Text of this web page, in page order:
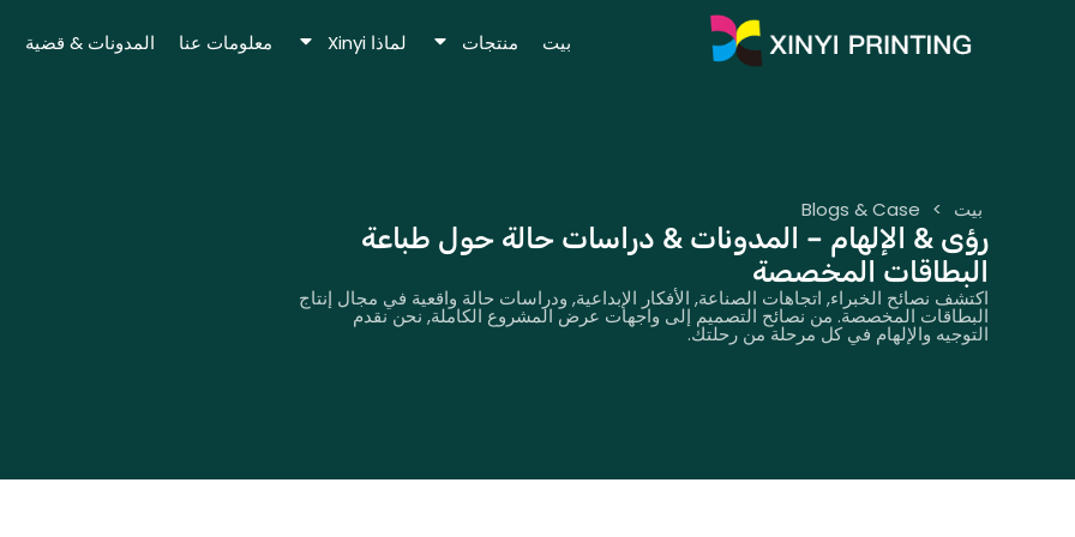
بيت منتجات لماذا Xinyi معلومات عنا المدونات & قضية
بيت >
Blogs & Case
رؤى & الإلهام – المدونات & دراسات حالة حول طباعة
البطاقات المخصصة
اكتشف نصائح الخبراء, اتجاهات الصناعة, الأفكار الإبداعية, ودراسات حالة واقعية في مجال إنتاج
البطاقات المخصصة. من نصائح التصميم إلى واجهات عرض المشروع الكاملة, نحن نقدم
التوجيه والإلهام في كل مرحلة من رحلتك.